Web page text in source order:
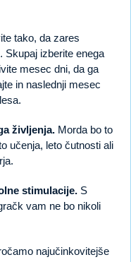
tako, da zares
Skupaj izberite enega
mesec dni, da ga
in naslednji mesec
življenja. Morda bo to
učenja, leto čutnosti ali
stimulacije. S
vam ne bo nikoli
najučinkovitejše